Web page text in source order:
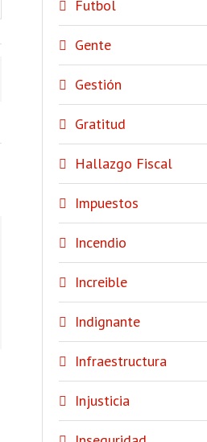
Futbol
Gente
Gestión
Gratitud
Hallazgo Fiscal
Impuestos
Incendio
Increible
Indignante
Infraestructura
Injusticia